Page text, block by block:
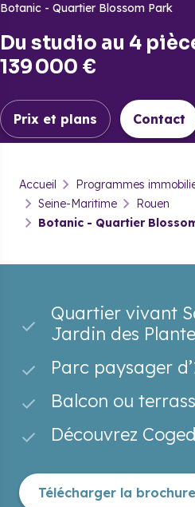
Lancer la vidéo
Botanic - Quartier Blossom Park
Du studio au 4
139 000 €
Prix et plans Contact
Botanic - Quartier Blossom Park
Prix & plans Brochure
Accueil Programmes
Seine-Maritime
Rouen
Botanic - Quartier
Quartier vivant
Jardin des
Parc paysager
Balcon ou
Découvrez
Télécharger la brochure